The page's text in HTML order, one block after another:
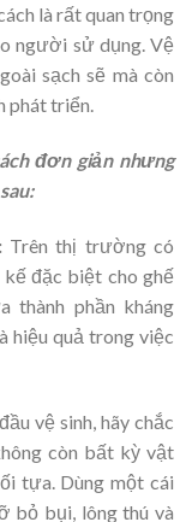
là rất quan trọng
người sử dụng. Vệ
sạch sẽ mà còn
phát triển.
đơn giản nhưng
Trên thị trường có
đặc biệt cho ghế
thành phần kháng
hiệu quả trong việc
vệ sinh, hãy chắc
còn bất kỳ vật
tựa. Dùng một cái
bỏ bụi, lông thú và